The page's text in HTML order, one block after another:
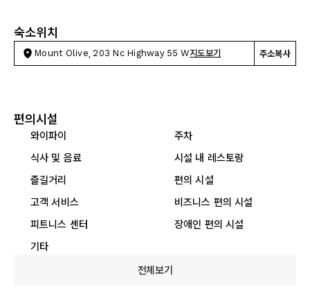
숙소위치
Mount Olive, 203 Nc Highway 55 W지도보기 주소복사
편의시설
와이파이
주차
식사 및 음료
시설 내 레스토랑
즐길거리
편의 시설
고객 서비스
비즈니스 편의 시설
피트니스 센터
장애인 편의 시설
기타
전체보기